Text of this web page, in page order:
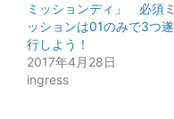
ミッションディ」 必須ミ
ッションは01のみで3つ遂
行しよう！
2017年4月28日
ingress